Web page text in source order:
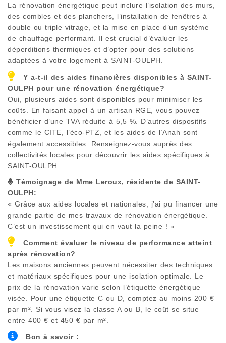
La rénovation énergétique peut inclure l’isolation des murs,
des combles et des planchers, l’installation de fenêtres à
double ou triple vitrage, et la mise en place d’un système
de chauffage performant. Il est crucial d’évaluer les
déperditions thermiques et d’opter pour des solutions
adaptées à votre logement à SAINT-OULPH
Y a-t-il des aides financières disponibles à SAINT-
OULPH pour une rénovation énergétique?
Oui, plusieurs aides sont disponibles pour minimiser les
coûts. En faisant appel à un artisan RGE, vous pouvez
bénéficier d’une TVA réduite à 5,5 %. D’autres dispositifs
comme le CITE, l’éco-PTZ, et les aides de l’Anah sont
également accessibles. Renseignez-vous auprès des
collectivités locales pour découvrir les aides spécifiques à
SAINT-OULPH
Témoignage de Mme Leroux, résidente de SAINT-
OULPH:
« Grâce aux aides locales et nationales, j’ai pu financer une
grande partie de mes travaux de rénovation énergétique.
C’est un investissement qui en vaut la peine ! »
Comment évaluer le niveau de performance atteint
après rénovation?
Les maisons anciennes peuvent nécessiter des techniques
et matériaux spécifiques pour une isolation optimale. Le
prix de la rénovation varie selon l’étiquette énergétique
visée. Pour une étiquette C ou D, comptez au moins 200 €
par m². Si vous visez la classe A ou B, le coût se situe
entre 400 € et 450 € par m².
Bon à savoir :